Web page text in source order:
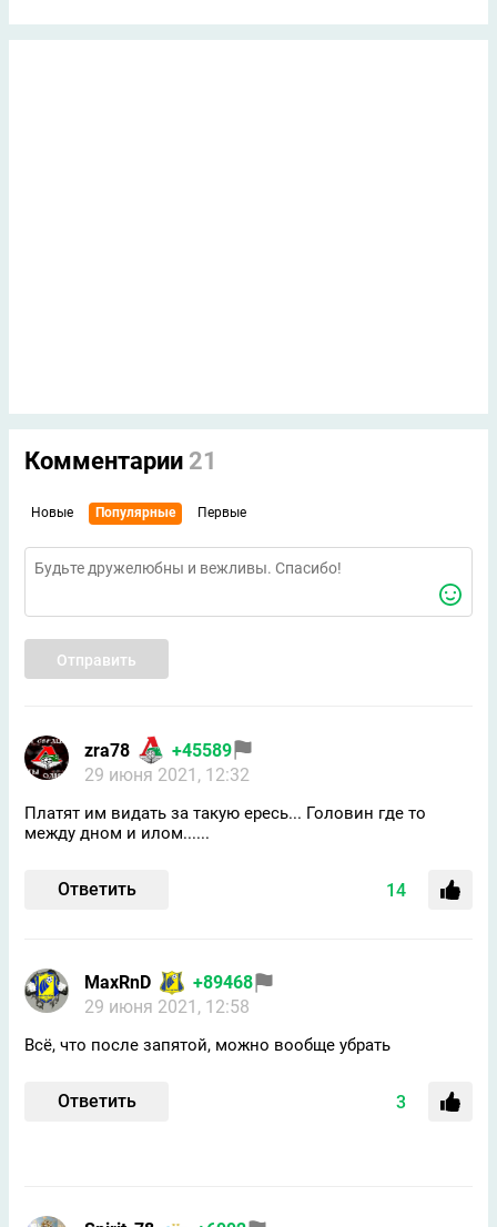
Комментарии 21
Новые Популярные Первые
Отправить
zra78
+45589
29 июня 2021, 12:32
Платят им видать за такую ересь... Головин где то
между дном и илом......
Ответить 14
MaxRnD
+89468
29 июня 2021, 12:58
Всё, что после запятой, можно вообще убрать
Ответить 3